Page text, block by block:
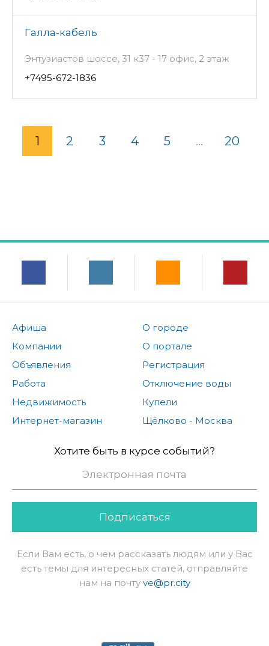
Галла-кабель
Энтузиастов шоссе, 31 к37 - 17 офис, 2 этаж
+7495-672-1836
1 2 3 4 5 ... 20
Афиша
Компании
Объявления
Работа
Недвижимость
Интернет-магазин
О городе
О портале
Регистрация
Отключение воды
Купели
Щёлково - Москва
Хотите быть в курсе событий?
Подписаться
Если Вам есть, о чем рассказать людям или у Вас
есть темы для интересных статей, отправляйте
нам на почту ve@pr.city